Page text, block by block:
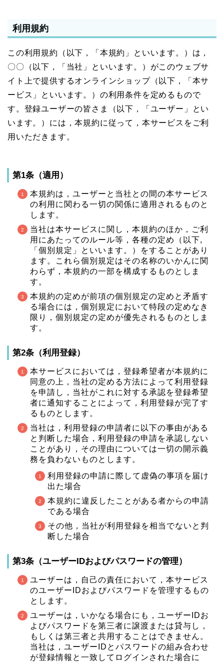
利用規約
この利用規約（以下，「本規約」といいます。）は，
〇〇（以下，「当社」といいます。）がこのウェブサ
イト上で提供するオンラインショップ（以下，「本サ
ービス」といいます。）の利用条件を定めるもので
す。登録ユーザーの皆さま（以下，「ユーザー」とい
います。）には，本規約に従って，本サービスをご利
用いただきます。
第1条（適用）
本規約は，ユーザーと当社との間の本サービス
の利用に関わる一切の関係に適用されるものと
します。
当社は本サービスに関し，本規約のほか，ご利
用にあたってのルール等，各種の定め（以下,
「個別規定」といいます。）をすることがあり
ます。これら個別規定はその名称のいかんに関
わらず，本規約の一部を構成するものとしま
す。
本規約の定めが前項の個別規定の定めと矛盾す
る場合には，個別規定において特段の定めなき
限り，個別規定の定めが優先されるものとしま
す。
第2条（利用登録）
本サービスにおいては，登録希望者が本規約に
同意の上，当社の定める方法によって利用登録
を申請し，当社がこれに対する承認を登録希望
者に通知することによって，利用登録が完了す
るものとします。
当社は，利用登録の申請者に以下の事由がある
と判断した場合，利用登録の申請を承認しない
ことがあり，その理由については一切の開示義
務を負わないものとします。
利用登録の申請に際して虚偽の事項を届け
出た場合
本規約に違反したことがある者からの申請
である場合
その他，当社が利用登録を相当でないと判
断した場合
第3条（ユーザーIDおよびパスワードの管理）
ユーザーは，自己の責任において，本サービス
のユーザーIDおよびパスワードを管理するもの
とします。
ユーザーは，いかなる場合にも，ユーザーIDお
よびパスワードを第三者に譲渡または貸与し，
もしくは第三者と共用することはできません。
当社は，ユーザーIDとパスワードの組み合わせ
が登録情報と一致してログインされた場合に